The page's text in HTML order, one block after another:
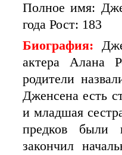
Полное имя:
года Рост: 183
Биография:
актера Алана
родители
Дженсена есть
и младшая
предков были
закончил